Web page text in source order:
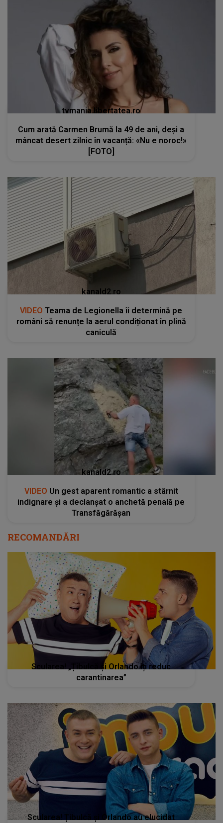
tvmania.libertatea.ro
Cum arată Carmen Brumă la 49 de ani, deși a
mâncat desert zilnic în vacanță: «Nu e noroc!»
[FOTO]
kanald2.ro
VIDEO Teama de Legionella îi determină pe
români să renunțe la aerul condiționat în plină
caniculă
kanald2.ro
VIDEO Un gest aparent romantic a stârnit
indignare și a declanșat o anchetă penală pe
Transfăgărășan
RECOMANDĂRI
Scularea! „Țibulcă și Orlando îți reduc
carantinarea”
Scularea! Țibulcă și Orlando au elucidat